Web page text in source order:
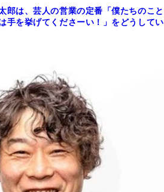
郎は、芸人の営業の定番「僕たちのこと
手を挙げてくださーい！」をどうしてい